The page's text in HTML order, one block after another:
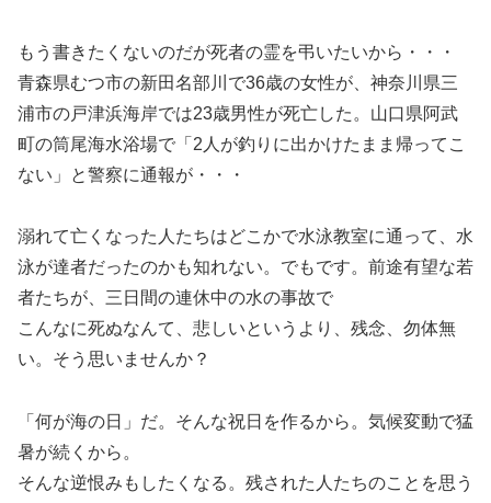
もう書きたくないのだが死者の霊を弔いたいから・・・
青森県むつ市の新田名部川で36歳の女性が、神奈川県三
浦市の戸津浜海岸では23歳男性が死亡した。山口県阿武
町の筒尾海水浴場で「2人が釣りに出かけたまま帰ってこ
ない」と警察に通報が・・・
溺れて亡くなった人たちはどこかで水泳教室に通って、水
泳が達者だったのかも知れない。でもです。前途有望な若
者たちが、三日間の連休中の水の事故で
こんなに死ぬなんて、悲しいというより、残念、勿体無
い。そう思いませんか？
「何が海の日」だ。そんな祝日を作るから。気候変動で猛
暑が続くから。
そんな逆恨みもしたくなる。残された人たちのことを思う